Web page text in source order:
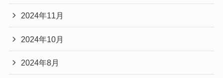
2024年11月
2024年10月
2024年8月